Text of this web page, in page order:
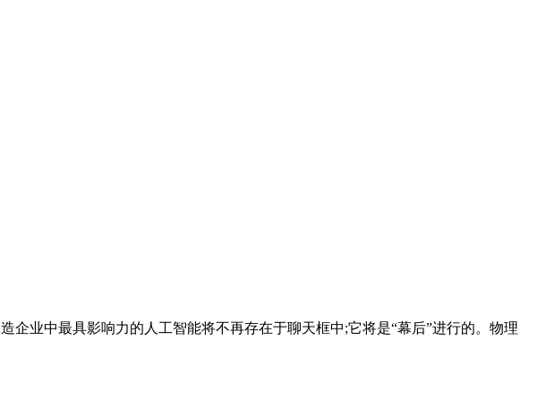
业中最具影响力的人工智能将不再存在于聊天框中;它将是“幕后”进行的。物理